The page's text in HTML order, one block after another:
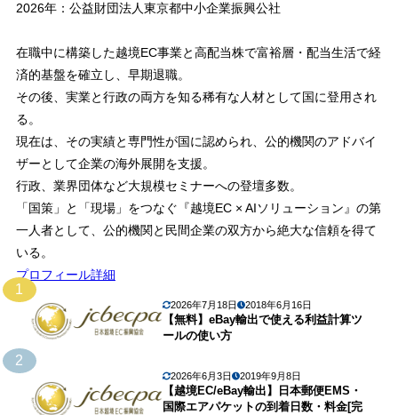
2026年：公益財団法人東京都中小企業振興公社
在職中に構築した越境EC事業と高配当株で富裕層・配当生活で経
済的基盤を確立し、早期退職。
その後、実業と行政の両方を知る稀有な人材として国に登用され
る。
現在は、その実績と専門性が国に認められ、公的機関のアドバイ
ザーとして企業の海外展開を支援。
行政、業界団体など大規模セミナーへの登壇多数。
「国策」と「現場」をつなぐ『越境EC × AIソリューション』の第
一人者として、公的機関と民間企業の双方から絶大な信頼を得て
いる。
プロフィール詳細
1
2026年7月18日 2018年6月16日
【無料】eBay輸出で使える利益計算ツ
ールの使い方
2
2026年6月3日 2019年9月8日
【越境EC/eBay輸出】日本郵便EMS・
国際エアパケットの到着日数・料金[完